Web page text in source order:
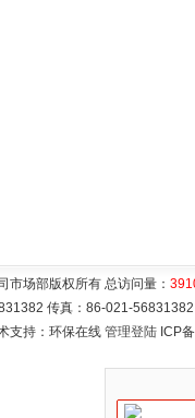
市场部版权所有 总访问量：
传真：86-021-
支持：环保在线 管理登陆 ICP